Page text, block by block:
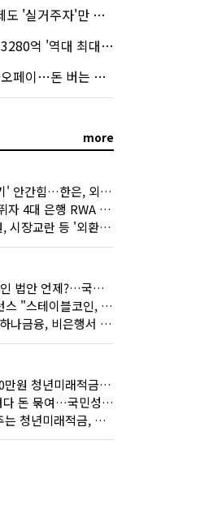
'실거주자'만 가능
'…"캐피탈, 자산 1조원 이상"
버는 구조 달라졌다
more
'달러 붙잡기' 안간힘…한은, 외화 초과지준에 이자 6개월 더
환율 14원 뛰자 4대 은행 RWA 6조 '눈덩이'…2배 뛴 2분기는?
한은·금감원, 시장교란 등 '외환공동검사'…환율 급등 전방위 대응
스테이블코인 법안 언제?…국회에 쏠린 시선
BOK 컨퍼런스 "스테이블코인, 결제 넘어 보험 대출 등 금융 연결 도구"
M&A 잠룡 하나금융, 비은행서 '두나무'로 눈돌린 이유는
3년 뒤 2200만원 청년미래적금, 최고 금리 받으려면?
세금 아끼려다 돈 묶여…국민성장펀드 누가 가입하면 좋을까
12% 얹어주는 청년미래적금, 갈아타기 거절 될수 있어요